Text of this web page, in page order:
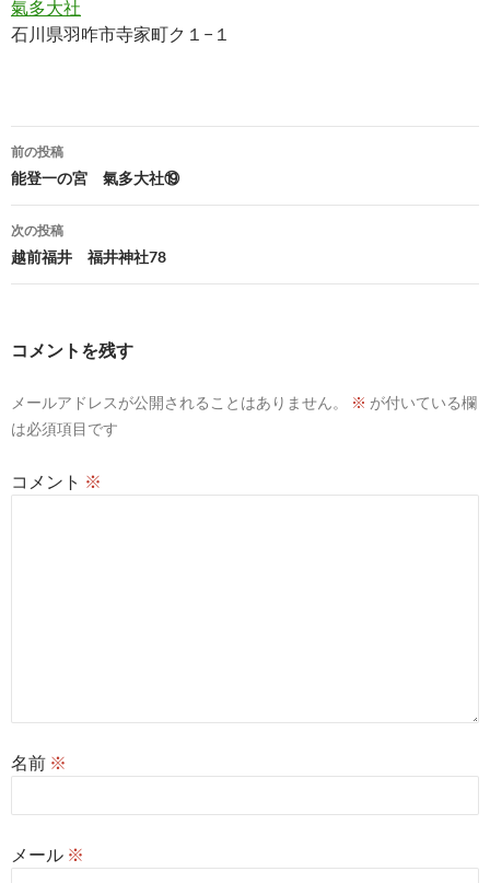
氣多大社
石川県羽咋市寺家町ク１−１
投
稿
ナ
ビ
ゲ
ョ
前の投稿
能登一の宮 氣多大社⑲
次の投稿
越前福井 福井神社78
コメントを残す
メールアドレスが公開されることはありません。 ※ が付いている欄
は必須項目です
コメント ※
名前 ※
メール ※